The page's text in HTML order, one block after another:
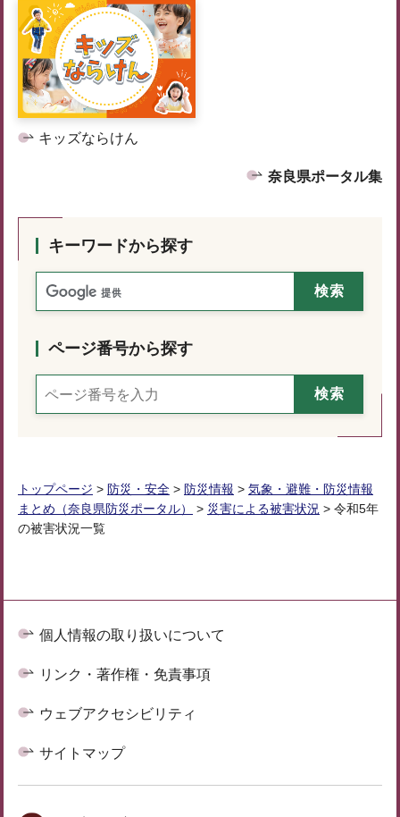
キッズならけん
奈良県ポータル集
キーワードから探す
ページ番号から探す
トップページ > 防災・安全 > 防災情報 > 気象・避難・防災情報
まとめ（奈良県防災ポータル）
> 災害による被害状況 > 令和5年
の被害状況一覧
個人情報の取り扱いについて
リンク・著作権・免責事項
ウェブアクセシビリティ
サイトマップ